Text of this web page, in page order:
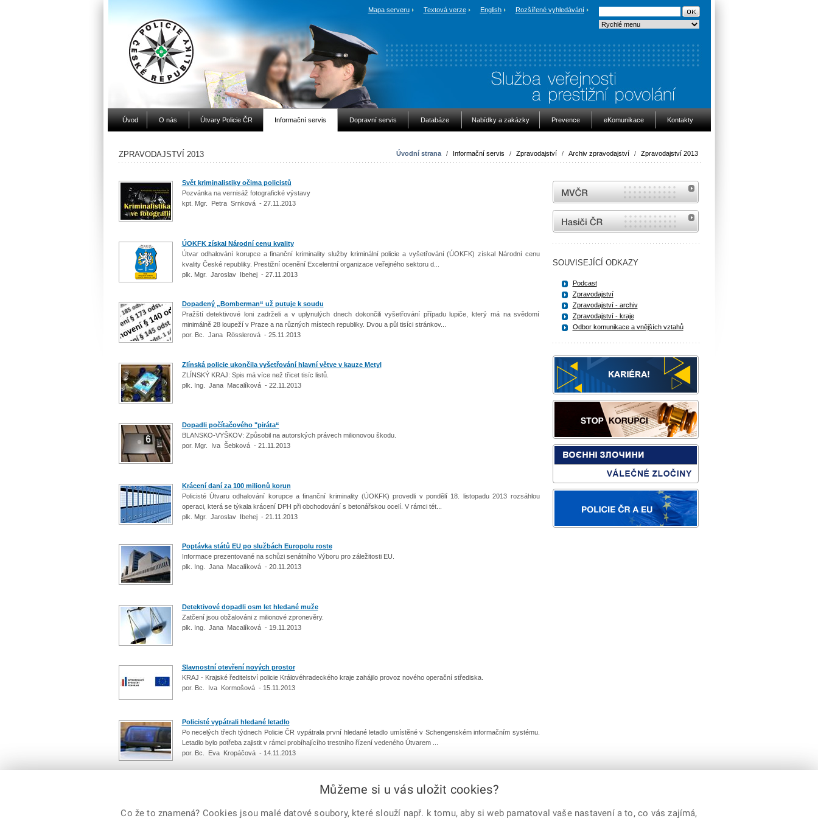
Mapa serveru Textová verze English Rozšířené vyhledávání
Úvod O nás Útvary Policie ČR Informační servis Dopravní servis Databáze Nabídky a zakázky Prevence eKomunikace Kontakty
Úvodní strana / Informační servis / Zpravodajství / Archiv zpravodajství / Zpravodajství 2013
ZPRAVODAJSTVÍ 2013
Svět kriminalistiky očima policistů
Pozvánka na vernisáž fotografické výstavy
kpt. Mgr. Petra Srnková - 27.11.2013
ÚOKFK získal Národní cenu kvality
Útvar odhalování korupce a finanční kriminality služby kriminální policie a vyšetřování (ÚOKFK) získal Národní cenu
kvality České republiky. Prestižní ocenění Excelentní organizace veřejného sektoru d...
plk. Mgr. Jaroslav Ibehej - 27.11.2013
Dopadený „Bomberman“ už putuje k soudu
Pražští detektivové loni zadrželi a v uplynulých dnech dokončili vyšetřování případu lupiče, který má na svědomí
minimálně 28 loupeží v Praze a na různých místech republiky. Dvou a půl tisíci stránkov...
por. Bc. Jana Rösslerová - 25.11.2013
Zlínská policie ukončila vyšetřování hlavní větve v kauze Metyl
ZLÍNSKÝ KRAJ: Spis má více než třicet tisíc listů.
plk. Ing. Jana Macalíková - 22.11.2013
Dopadli počítačového "piráta“
BLANSKO-VYŠKOV: Způsobil na autorských právech milionovou škodu.
por. Mgr. Iva Šebková - 21.11.2013
Krácení daní za 100 milionů korun
Policisté Útvaru odhalování korupce a finanční kriminality (ÚOKFK) provedli v pondělí 18. listopadu 2013 rozsáhlou
operaci, která se týkala krácení DPH při obchodování s betonářskou ocelí. V rámci tét...
plk. Mgr. Jaroslav Ibehej - 21.11.2013
Poptávka států EU po službách Europolu roste
Informace prezentované na schůzi senátního Výboru pro záležitosti EU.
plk. Ing. Jana Macalíková - 20.11.2013
Detektivové dopadli osm let hledané muže
Zatčení jsou obžalováni z milionové zpronevěry.
plk. Ing. Jana Macalíková - 19.11.2013
Slavnostní otevření nových prostor
KRAJ - Krajské ředitelství policie Královéhradeckého kraje zahájilo provoz nového operační střediska.
por. Bc. Iva Kormošová - 15.11.2013
Policisté vypátrali hledané letadlo
Po necelých třech týdnech Policie ČR vypátrala první hledané letadlo umístěné v Schengenském informačním systému.
Letadlo bylo potřeba zajistit v rámci probíhajícího trestního řízení vedeného Útvarem ...
por. Bc. Eva Kropáčová - 14.11.2013
MVČR
internetové stránky Hasiči ČR
SOUVISEJÍCÍ ODKAZY
Podcast
Zpravodajství
Zpravodajství - archiv
Zpravodajství - kraje
Odbor komunikace a vnějších vztahů
Můžeme si u vás uložit cookies?
Co že to znamená? Cookies jsou malé datové soubory, které slouží např. k tomu, aby si web pamatoval vaše nastavení a to, co vás zajímá,